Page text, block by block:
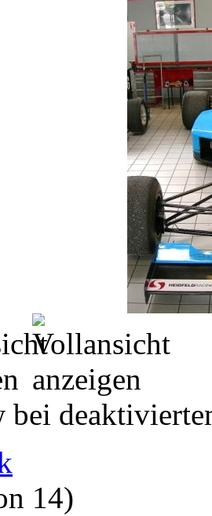
bei
14)